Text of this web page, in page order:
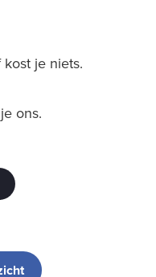
je niets.
ons.